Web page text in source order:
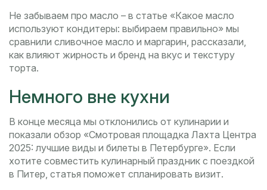
Не забываем про масло – в статье «Какое масло
используют кондитеры: выбираем правильно» мы
сравнили сливочное масло и маргарин, рассказали,
как влияют жирность и бренд на вкус и текстуру
торта.
Немного вне кухни
В конце месяца мы отклонились от кулинарии и
показали обзор «Смотровая площадка Лахта Центра
2025: лучшие виды и билеты в Петербурге». Если
хотите совместить кулинарный праздник с поездкой
в Питер, статья поможет спланировать визит.